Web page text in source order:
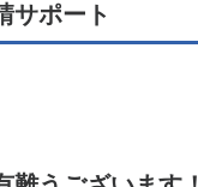
サポート